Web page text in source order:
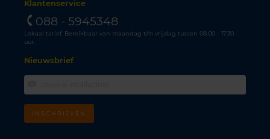
Klantenservice
088 - 5945348
Lokaal tarief. Bereikbaar van maandag t/m vrijdag tussen 08.00 - 17.30
uur.
Nieuwsbrief
INSCHRIJVEN